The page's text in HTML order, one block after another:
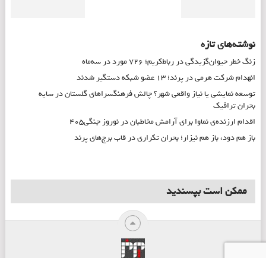
نوشته‌های تازه
زنگ خطر حیوان‌گزیدگی در رباط‌کریم؛ ۷۲۶ مورد در سه‌ماه
انهدام شرکت هرمی در پرند؛ ۱۳ عضو شبکه دستگیر شدند
توسعه نمایشی یا نیاز واقعی شهر؟ چالش فرهنگسراهای گلستان در سایه
بحران ترافیک
اقدام ارزنده‌ی نماوا برای آرامش مخاطبان در نوروز جنگی۴۰۵
باز هم دود، باز هم نیزار؛ بحران تکراری در قاب برج‌های پرند
ممکن است بپسندید